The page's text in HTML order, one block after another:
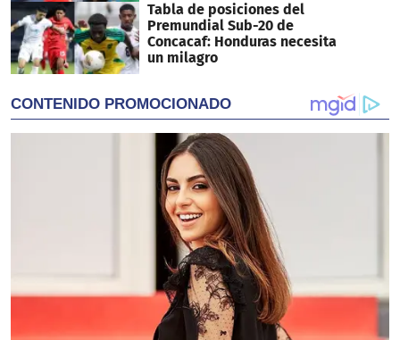
Tabla de posiciones del
Premundial Sub-20 de
Concacaf: Honduras necesita
un milagro